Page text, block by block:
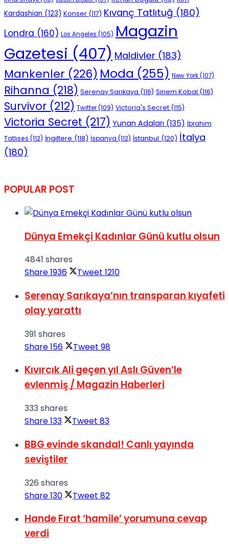
Kardashian (123) Konser (117) Kıvanç Tatlıtuğ(180)
Londra (160) Los Angeles (105) Magazin
Gazetesi (407) Maldivler(183)
Mankenler (226) Moda (255) New York(107)
Rihanna (218) Serenay Sarıkaya (116) Sinem Kobal (116)
Survivor (212) Twitter(109) Victoria's Secret (115)
Victoria Secret (217) Yunan Adaları (135) İbrahim
Tatlıses (112) İngiltere (118) İspanya (112) İstanbul (120) İtalya
(180)
POPULAR POST
Dünya Emekçi Kadınlar Günü kutlu olsun
4841 shares
Share1936 Tweet 1210
Serenay Sarıkaya’nın transparan kıyafeti
olay yarattı
391 shares
Share156 Tweet 98
Kıvırcık Ali geçen yıl Aslı Güven’le
evlenmiş / Magazin Haberleri
333 shares
Share133 Tweet 83
BBG evinde skandal! Canlı yayında
seviştiler
326 shares
Share130 Tweet 82
Hande Fırat ‘hamile’ yorumuna cevap
verdi